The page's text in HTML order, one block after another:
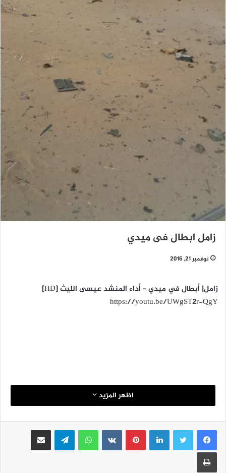
زامل ابطال فى ميدي
نوفمبر 21, 2016
زامل| أبطال في ميدي – أداء المنشد عيسى الليث [HD]
https://youtu.be/UWgST2r-QgY
اظهر المزيد
لينكدإنبينتيريست واتساب تيلقرام مشاركة عبر البريد
طباعة